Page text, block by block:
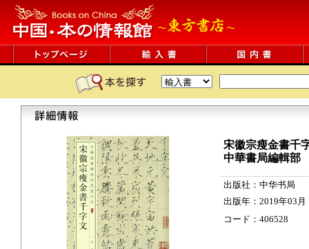
宋徽宗瘦金書千
中華書局編輯
出版社：中华书局
出版年：2019年03月
コード：406528